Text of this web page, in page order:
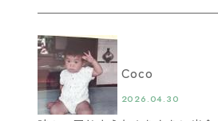
Coco
2026.04.30